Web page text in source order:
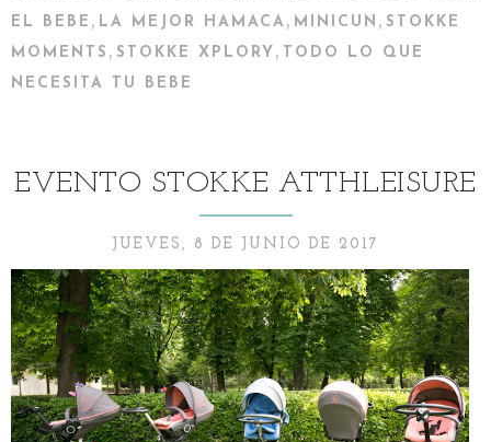
EL BEBE , LA MEJOR HAMACA , MINICUN , STOKKE
MOMENTS , STOKKE XPLORY ,
TODO LO QUE
NECESITA TU BEBE
EVENTO STOKKE ATTHLEISURE
JUEVES, 8 DE JUNIO DE 2017